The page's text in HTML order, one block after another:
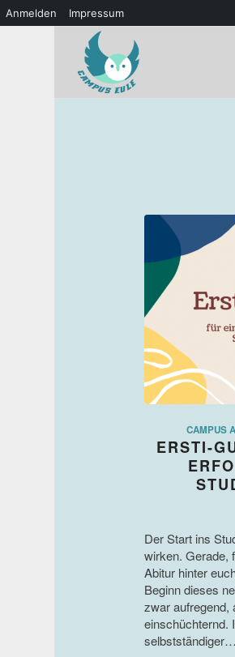
Anmelden Impressum
CAMPUS
ERSTI-
Der Start ins
wirken. Gerade,
Abitur hinter
Beginn dieses
zwar aufregend,
einschüchternd.
selbstständiger…